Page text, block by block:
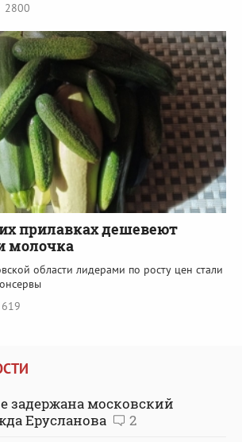
2800
прилавках дешевеют
молочка
области лидерами по росту цен стали
619
задержана московский
Ерусланова
2